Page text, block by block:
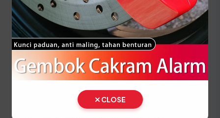
SKPD asli
BPKB asli & copy
Ikuti panduan langkah demi langkah berikut:
motor ke area yang telah ditentukan di
SAMSAT Donggala.CLOSE